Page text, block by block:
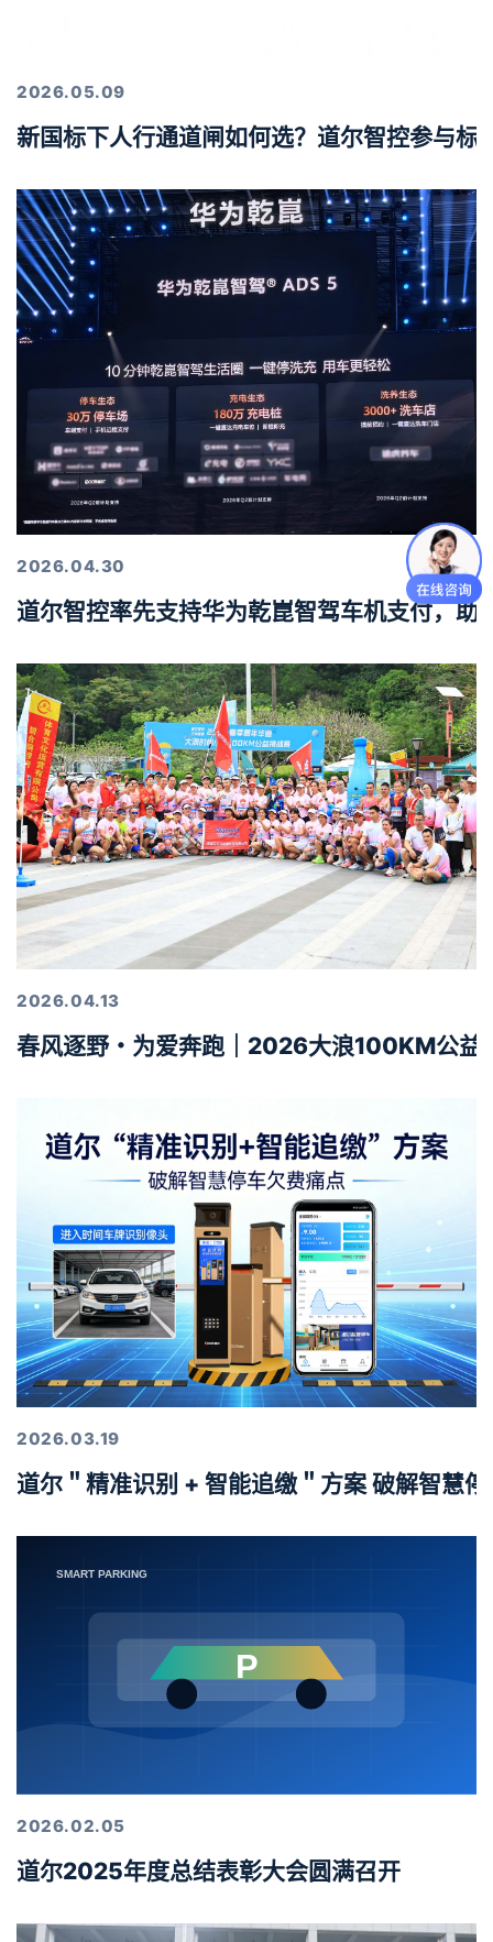
2026.05.09
新国标下人行通道闸如何选？道尔智控参与标
2026.04.30
道尔智控率先支持华为乾崑智驾车机支付，助
2026.04.13
春风逐野・为爱奔跑｜2026大浪100KM公益
2026.03.19
道尔＂精准识别 + 智能追缴＂方案 破解智慧
2026.02.05
道尔2025年度总结表彰大会圆满召开